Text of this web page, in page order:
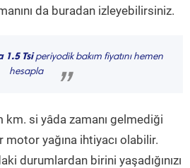
da buradan izleyebilirsiniz.
1.5 Tsiperiyodik bakım fiyatını hemen
hesapla
”
km. si yâda zamanı gelmediği
motor yağına ihtiyacı olabilir.
durumlardan birini yaşadığınızı